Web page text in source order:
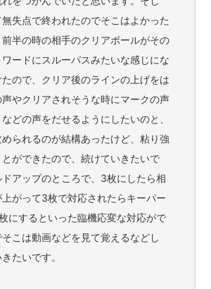
失点で終われたのでそこはよかった
半の時の相手のクリアボールがその
ワードにスルーパスみたいな感じにな
ので、クリア後のラインの上げをは
やクリアされそうな時にマークの声
どの声をだせるようにしたいのと、
られるのが結構あったけど、粘り強
ができたので、続けていきたいで
アップのところで、3枚にしたら相
がって3枚で対応されたらキーパー
にするといった臨機応変な対応がで
こは動画などを見て覚えるなどし
たいです。